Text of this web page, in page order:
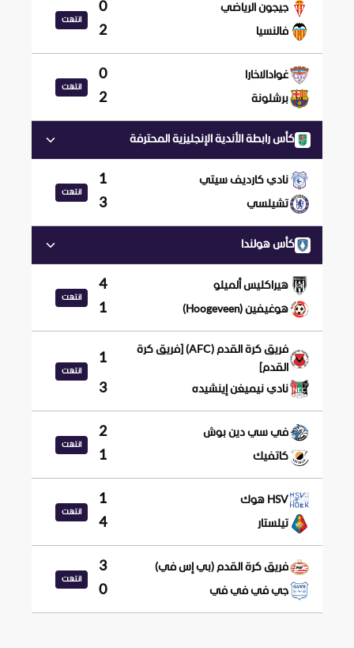
جيجون الرياضي 0
فالنسيا 2
انتهت
غوادالاخارا 0
برشلونة 2
انتهت
كأس رابطة الأندية الإنجليزية المحترفة
نادي كارديف سيتي 1
تشيلسي 3
انتهت
كأس هولندا
هيراكليس ألميلو 4
هوغيفين (Hoogeveen) 1
انتهت
فريق كرة القدم (AFC) [فريق كرة
القدم]
1
نادي نيميغن إينشيده 3
انتهت
في سي دين بوش 2
كاتفيك 1
انتهت
HSV هوك 1
تيلستار 4
انتهت
فريق كرة القدم (بي إس في) 3
جي في في في 0
انتهت